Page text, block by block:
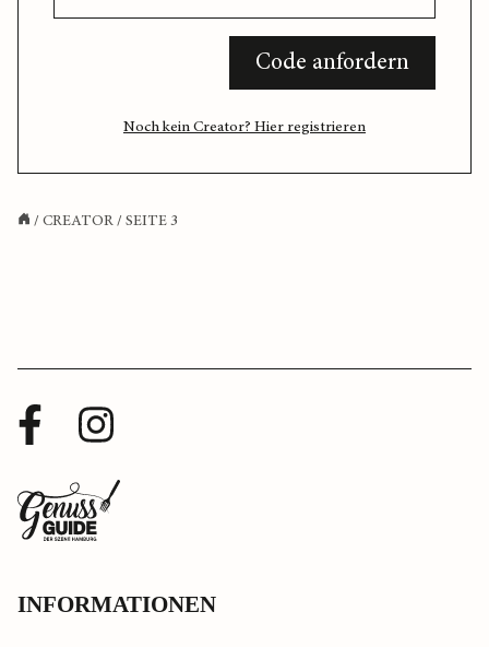
Code anfordern
Noch kein Creator? Hier registrieren
/ CREATOR/ SEITE 3
Facebook
Profil
Instagram
Zurück
zur
INFORMATIONEN